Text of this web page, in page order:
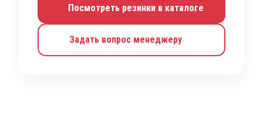
Посмотреть резинки в каталоге
Задать вопрос менеджеру